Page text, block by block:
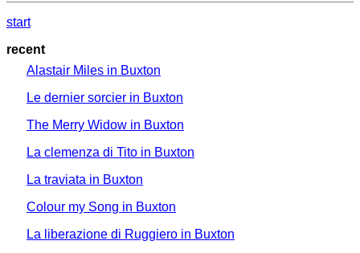
start
recent
Alastair Miles in Buxton
Le dernier sorcier in Buxton
The Merry Widow in Buxton
La clemenza di Tito in Buxton
La traviata in Buxton
Colour my Song in Buxton
La liberazione di Ruggiero in Buxton